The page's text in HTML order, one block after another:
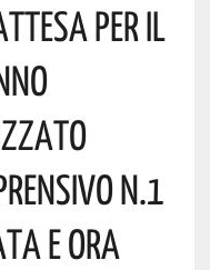
Per Il
N.1
E Ora